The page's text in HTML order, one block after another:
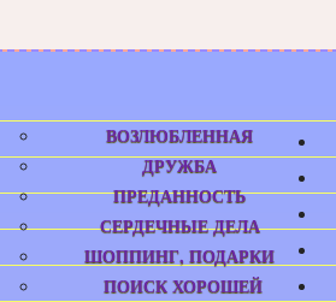
ВОЗЛЮБЛЕННАЯ
ДРУЖБА
ПРЕДАННОСТЬ
СЕРДЕЧНЫЕ ДЕЛА
ШОППИНГ, ПОДАРКИ
ПОИСК ХОРОШЕЙ